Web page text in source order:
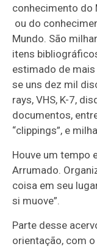
conhecimento do
ou do
Mundo. São
itens
estimado de
se uns dez mil
rays, VHS, K-7,
documentos,
“clippings”, e
Houve um tempo
Arrumado.
coisa em seu
si muove”.
Parte desse
orientação, com